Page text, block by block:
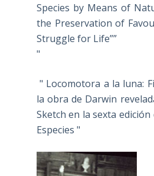
Species by Means of
the Preservation of
Struggle for Life””
"
" Locomotora a la luna:
la obra de Darwin
Sketch en la sexta
Especies "